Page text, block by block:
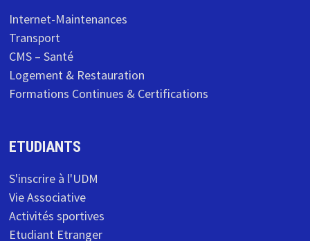
Internet-Maintenances
Transport
CMS – Santé
Logement & Restauration
Formations Continues & Certifications
ETUDIANTS
S'inscrire à l'UDM
Vie Associative
Activités sportives
Etudiant Etranger